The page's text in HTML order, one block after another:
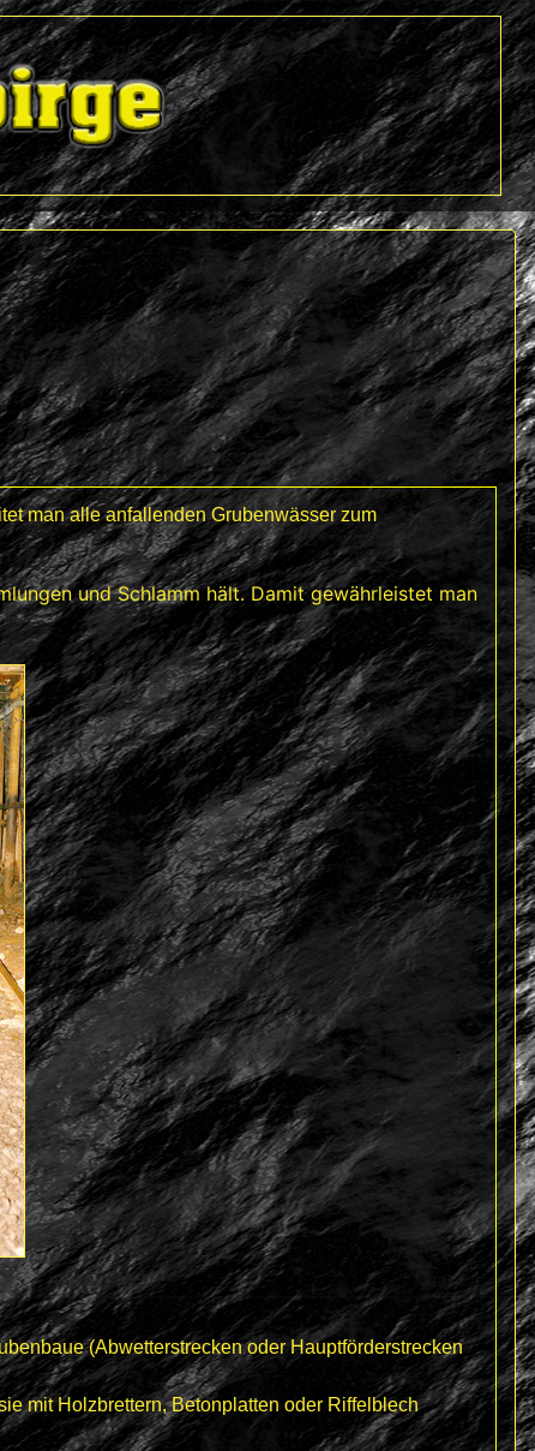
man alle anfallenden Grubenwässer zum
und Schlamm hält. Damit gewährleistet man
(Abwetterstrecken oder Hauptförderstrecken
mit Holzbrettern, Betonplatten oder Riffelblech